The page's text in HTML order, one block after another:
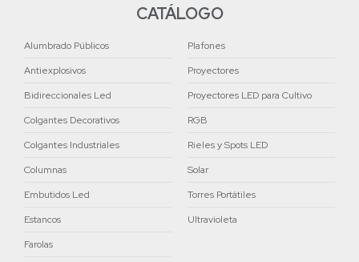
CATÁLOGO
Alumbrado Públicos
Antiexplosivos
Bidireccionales Led
Colgantes Decorativos
Colgantes Industriales
Columnas
Embutidos Led
Estancos
Farolas
Plafones
Proyectores
Proyectores LED para Cultivo
RGB
Rieles y Spots LED
Solar
Torres Portátiles
Ultravioleta